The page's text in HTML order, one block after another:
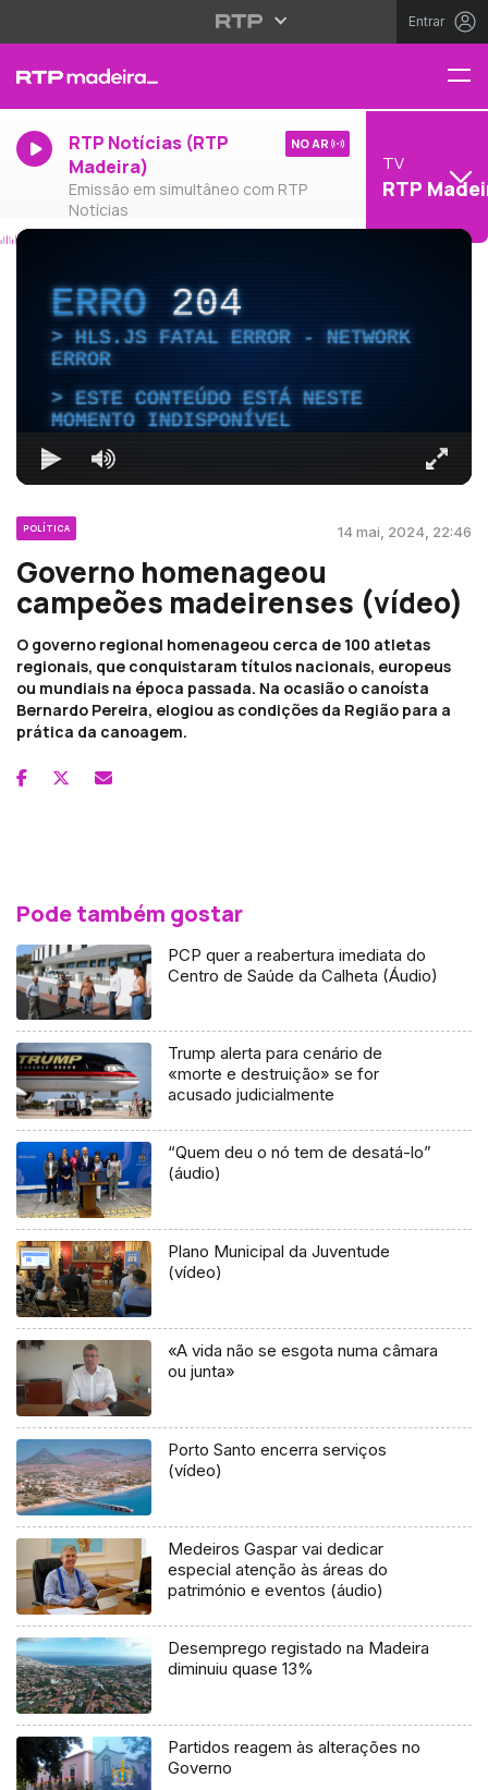
Entrar
RTP Notícias (RTP
Madeira)
Emissão em simultâneo com RTP
Notícias
NO AR
TV
RTP
ERRO204
HLS.JS FATAL ERROR - NETWORK
ERROR
ESTE CONTEÚDO ESTÁ NESTE
MOMENTO INDISPONÍVEL
POLÍTICA 14 mai, 2024, 22:46
Governo homenageou
campeões madeirenses (vídeo)
O governo regional homenageou cerca de 100 atletas
regionais, que conquistaram títulos nacionais, europeus
ou mundiais na época passada. Na ocasião o canoísta
Bernardo Pereira, elogiou as condições da Região para a
prática da canoagem.
Pode também gostar
PCP quer a reabertura imediata do
Centro de Saúde da Calheta (Áudio)
Trump alerta para cenário de
«morte e destruição» se for
acusado judicialmente
“Quem deu o nó tem de desatá-lo”
(áudio)
Plano Municipal da Juventude
(vídeo)
«A vida não se esgota numa câmara
ou junta»
Porto Santo encerra serviços
(vídeo)
Medeiros Gaspar vai dedicar
especial atenção às áreas do
património e eventos (áudio)
Desemprego registado na Madeira
diminuiu quase 13%
Partidos reagem às alterações no
Governo